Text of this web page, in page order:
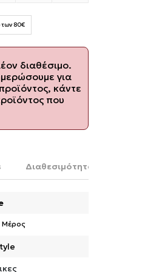
των 80€
διαθέσιμο.
για
κάντε
που
Διαθεσιμότητα στο